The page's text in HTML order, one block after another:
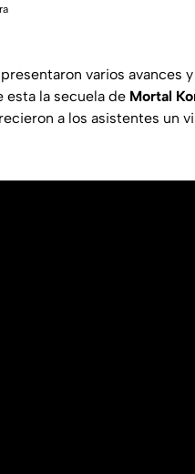
varios avances
la secuela de Mortal
a los asistentes un